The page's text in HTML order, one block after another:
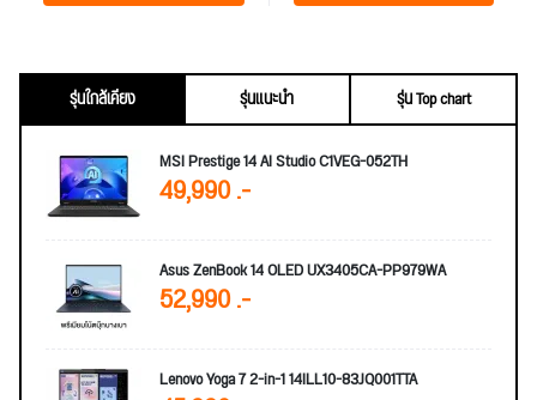
รุ่นใกล้เคียง รุ่นแนะนำ
รุ่น Top chart
MSI Prestige 14 AI Studio C1VEG-052TH
49,990 .-
Asus ZenBook 14 OLED UX3405CA-PP979WA
52,990 .-
Lenovo Yoga 7 2-in-1 14ILL10-83JQ001TTA